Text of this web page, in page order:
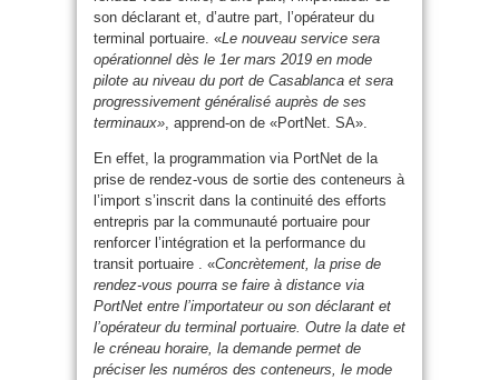
son déclarant et, d’autre part, l’opérateur du
terminal portuaire. «Le nouveau service sera
opérationnel dès le 1er mars 2019 en mode
pilote au niveau du port de Casablanca et sera
progressivement généralisé auprès de ses
terminaux» , apprend-on de «PortNet. SA».
En effet, la programmation via PortNet de la
prise de rendez-vous de sortie des conteneurs à
l’import s’inscrit dans la continuité des efforts
entrepris par la communauté portuaire pour
renforcer l’intégration et la performance du
transit portuaire . «Concrètement, la prise de
rendez-vous pourra se faire à distance via
PortNet entre l’importateur ou son déclarant et
l’opérateur du terminal portuaire. Outre la date et
le créneau horaire, la demande permet de
préciser les numéros des conteneurs, le mode